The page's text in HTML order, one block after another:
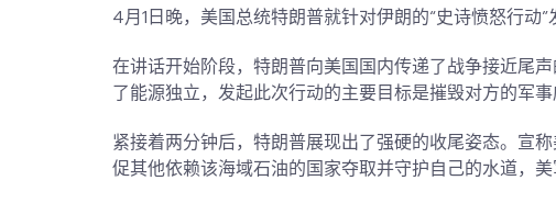
4月1日晚，美国总统特朗普就针对伊朗的“史诗愤怒行动”
在讲话开始阶段，特朗普向美国国内传递了战争接近尾
了能源独立，发起此次行动的主要目标是摧毁对方的军事
紧接着两分钟后，特朗普展现出了强硬的收尾姿态。宣
促其他依赖该海域石油的国家夺取并守护自己的水道，